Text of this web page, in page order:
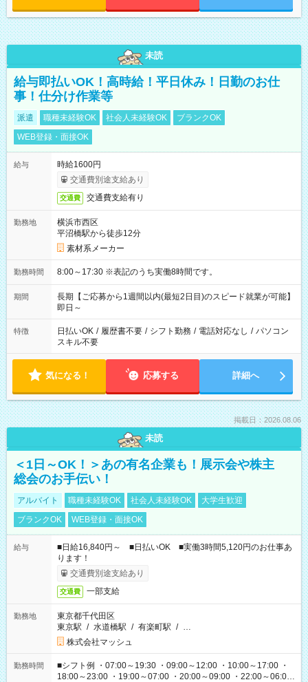
未読
給与即払いOK！高時給！平日休み！日勤のお仕
事！仕分け作業等
派遣 職種未経験OK 社会人未経験OK
ブランクOK
WEB登録・面接OK
給与
時給1600円
交通費別途支給あり
交通費 交通費支給有り
勤務地
横浜市西区
平沼橋駅から徒歩12分
素材系メーカー
勤務時間 8:00～17:30 ※表記のうち実働8時間です。
期間
長期【ご応募から1週間以内(最短2日目)のスピード就業が可能】
即日～
特徴 日払いOK / 履歴書不要 / シフト勤務 / 電話対応なし / パソコン
スキル不要
気になる！ 応募する 詳細へ
掲載日：2026.08.06
未読
＜1日～OK！＞あの有名企業も！展示会や株主
総会のお手伝い！
アルバイト 職種未経験OK 社会人未経験OK
大学生歓迎
ブランクOK
WEB登録・面接OK
給与
■日給16,840円～ ■日払いOK ■実働3時間5,120円のお仕事あ
ります！
交通費別途支給あり
交通費 一部支給
勤務地
東京都千代田区
東京駅 / 水道橋駅 / 有楽町駅 / …
株式会社マッシュ
勤務時間
■シフト例 ・07:00～19:30 ・09:00～12:00 ・10:00～17:00 ・
18:00～23:00 ・19:00～07:00 ・20:00～09:00 ・22:00～06:00